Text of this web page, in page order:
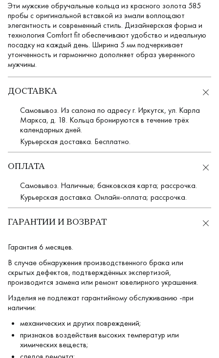
Эти мужские обручальные кольца из красного золота 585
пробы с оригинальной вставкой из эмали воплощают
элегантность и современный стиль. Дизайнерская форма и
технология Comfort fit обеспечивают удобство и идеальную
посадку на каждый день. Ширина 5 мм подчеркивает
утонченность и гармонично дополняет образ уверенного
мужчины.
ДОСТАВКА
Самовывоз. Из салона по адресу г. Иркутск, ул. Карла
Маркса, д. 18. Кольца бронируются в течение трёх
календарных дней.
Курьерская доставка. Бесплатно.
ОПЛАТА
Самовывоз. Наличные; банковская карта; рассрочка.
Курьерская доставка. Онлайн-оплата; рассрочка.
ГАРАНТИИ И ВОЗВРАТ
Гарантия 6 месяцев.
В случае обнаружения производственного брака или
скрытых дефектов, подтверждённых экспертизой,
производится замена или ремонт ювелирного украшения.
Изделия не подлежат гарантийному обслуживанию -при
наличии:
механических и других повреждений;
признаков воздействия высоких температур или
химических веществ;